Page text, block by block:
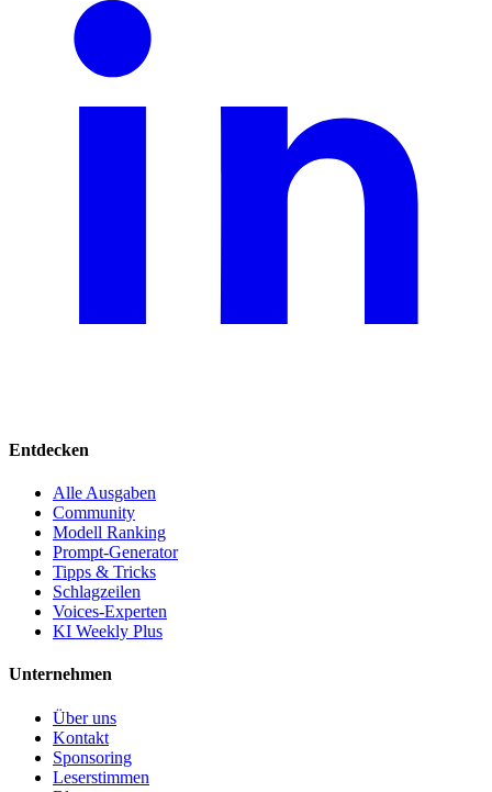
Entdecken
Alle Ausgaben
Community
Modell Ranking
Prompt-Generator
Tipps & Tricks
Schlagzeilen
Voices-Experten
KI Weekly Plus
Unternehmen
Über uns
Kontakt
Sponsoring
Leserstimmen